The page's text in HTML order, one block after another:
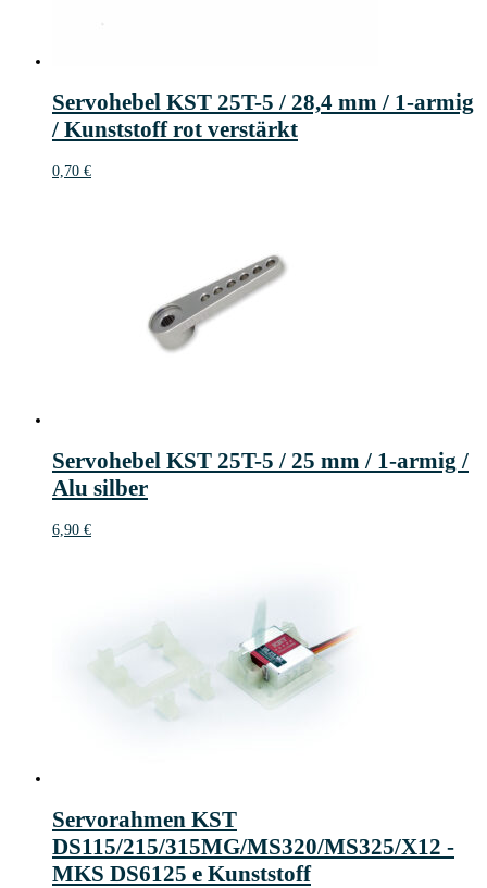
Servohebel KST 25T-5 / 28,4 mm / 1-armig
/ Kunststoff rot verstärkt
0,70 €
Servohebel KST 25T-5 / 25 mm / 1-armig /
Alu silber
6,90 €
Servorahmen KST
DS115/215/315MG/MS320/MS325/X12 -
MKS DS6125 e Kunststoff